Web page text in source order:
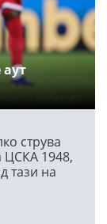
струва
ЦСКА 1948,
тази на